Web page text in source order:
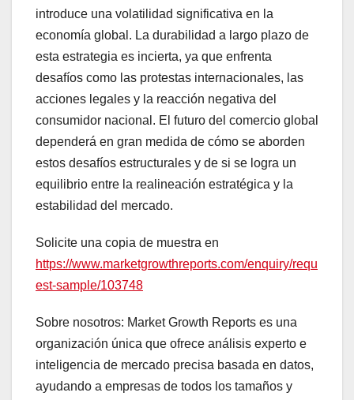
introduce una volatilidad significativa en la
economía global. La durabilidad a largo plazo de
esta estrategia es incierta, ya que enfrenta
desafíos como las protestas internacionales, las
acciones legales y la reacción negativa del
consumidor nacional. El futuro del comercio global
dependerá en gran medida de cómo se aborden
estos desafíos estructurales y de si se logra un
equilibrio entre la realineación estratégica y la
estabilidad del mercado.
Solicite una copia de muestra en
https://www.marketgrowthreports.com/enquiry/requ
est-sample/103748
Sobre nosotros: Market Growth Reports es una
organización única que ofrece análisis experto e
inteligencia de mercado precisa basada en datos,
ayudando a empresas de todos los tamaños y